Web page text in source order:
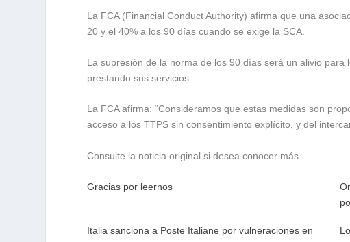
La FCA (Financial Conduct Authority) afirma que una
20 y el 40% a los 90 días cuando se exige la SCA.
La supresión de la norma de los 90 días será un alivio
prestando sus servicios.
La FCA afirma: “Consideramos que estas medidas son
acceso a los TTPS sin consentimiento explícito, y del
Consulte la noticia original si desea conocer más.
Gracias por leernos
Italia sanciona a Poste Italiane por vulneraciones en